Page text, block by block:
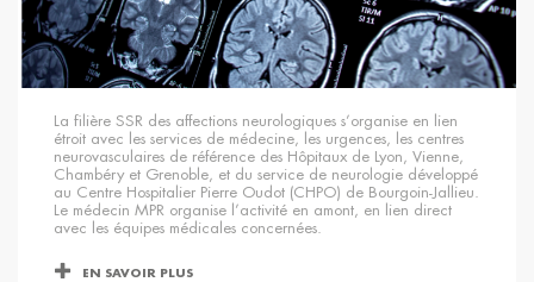
La filière SSR des affections neurologiques s’organise en lien
étroit avec les services de médecine, les urgences, les centres
neurovasculaires de référence des Hôpitaux de Lyon, Vienne,
Chambéry et Grenoble, et du service de neurologie développé
au Centre Hospitalier Pierre Oudot (CHPO) de Bourgoin-Jallieu.
Le médecin MPR organise l’activité en amont, en lien direct
avec les équipes médicales concernées.
EN SAVOIR PLUS